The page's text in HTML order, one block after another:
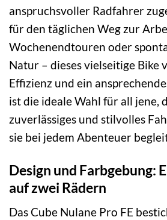
anspruchsvoller Radfahrer
für den täglichen Weg zur
Wochenendtouren oder
Natur – dieses vielseitige Bike
Effizienz und ein
ist die ideale Wahl für all jene,
zuverlässiges und stilvolles
sie bei jedem Abenteuer
Design und Farbgebung:
auf zwei Rädern
Das Cube Nulane Pro FE